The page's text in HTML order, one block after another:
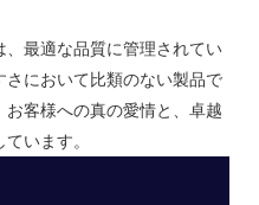
最適な品質に管理されてい
さにおいて比類のない製品で
客様への真の愛情と、卓越
います。